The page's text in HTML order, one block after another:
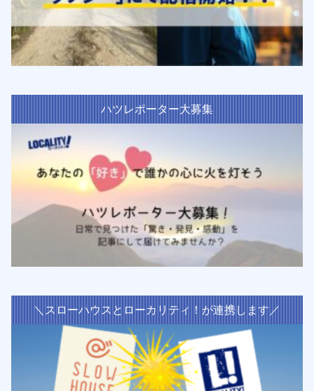
ハツレポーター大募集
＼スローハウスとローカリティ！が連携します／